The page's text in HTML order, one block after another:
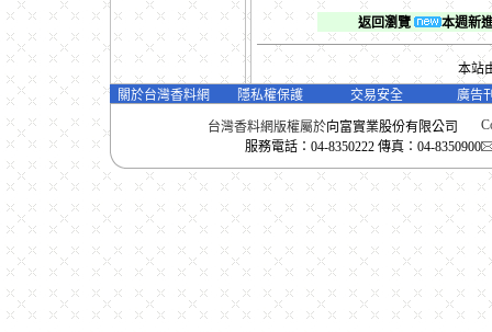
返回瀏覽 本週新
本站
關於台灣香料網
隱私權保護 交易安全 廣告
台灣香料網版權屬於向富實業股份有限公司
服務電話：04-8350222 傳真：04-8350900